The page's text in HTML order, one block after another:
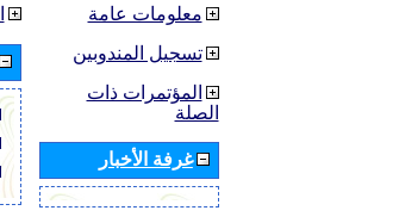
معلومات عامة
تسجيل المندوبين
المؤتمرات ذات
الصلة
غرفة الأخبار